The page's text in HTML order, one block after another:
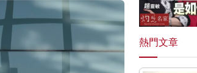
熱門文章